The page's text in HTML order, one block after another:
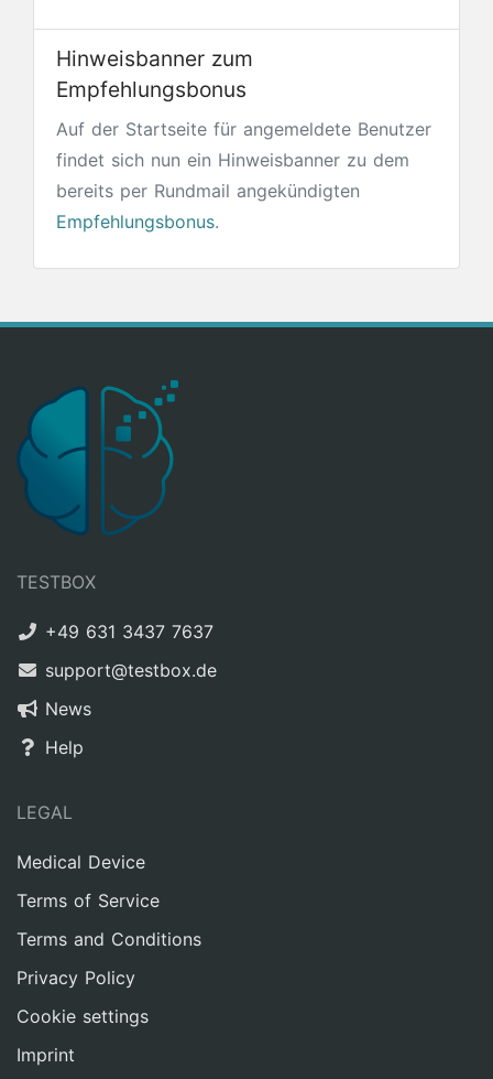
Hinweisbanner zum
Empfehlungsbonus
Auf der Startseite für angemeldete Benutzer
findet sich nun ein Hinweisbanner zu dem
bereits per Rundmail angekündigten
Empfehlungsbonus.
TESTBOX
+49 631 3437 7637
support@testbox.de
News
Help
LEGAL
Medical Device
Terms of Service
Terms and Conditions
Privacy Policy
Cookie settings
Imprint